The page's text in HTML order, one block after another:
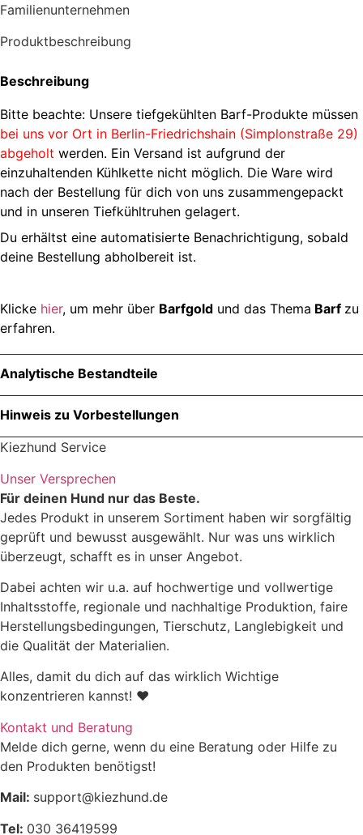
Familienunternehmen
Produktbeschreibung
Beschreibung
Bitte beachte: Unsere tiefgekühlten Barf-Produkte müssen
bei uns vor Ort in Berlin-Friedrichshain (Simplonstraße 29)
abgeholt werden. Ein Versand ist aufgrund der
einzuhaltenden Kühlkette nicht möglich. Die Ware wird
nach der Bestellung für dich von uns zusammengepackt
und in unseren Tiefkühltruhen gelagert.
Du erhältst eine automatisierte Benachrichtigung, sobald
deine Bestellung abholbereit ist.
Klicke hier, um mehr über Barfgold und das Thema Barf zu
erfahren.
Analytische Bestandteile
Rohprotein 16.1 %
Rohfett
Rohfaser 0.1 %
Rohasche
Feuchte 58.1 %
Hinweis zu Vorbestellungen
Kiezhund Service
Unser Versprechen
Für deinen Hund nur das Beste.
Jedes Produkt in unserem Sortiment haben wir sorgfältig
geprüft und bewusst ausgewählt. Nur was uns wirklich
überzeugt, schafft es in unser Angebot.
Dabei achten wir u.a. auf hochwertige und vollwertige
Inhaltsstoffe, regionale und nachhaltige Produktion, faire
Herstellungsbedingungen, Tierschutz, Langlebigkeit und
die Qualität der Materialien.
Alles, damit du dich auf das wirklich Wichtige
konzentrieren kannst! ♥
Kontakt und Beratung
Melde dich gerne, wenn du eine Beratung oder Hilfe zu
den Produkten benötigst!
Mail: support@kiezhund.de
Tel: 030 36419599